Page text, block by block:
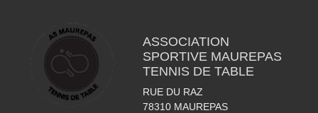
ASSOCIATION
SPORTIVE MAUREPAS
TENNIS DE TABLE
RUE DU RAZ
78310 MAUREPAS